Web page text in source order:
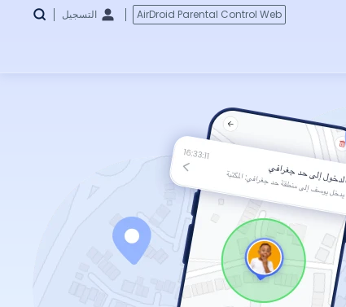
AirDroid Parental Control Web التسجيل